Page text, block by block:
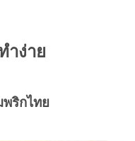
ำง่าย
พริกไทย